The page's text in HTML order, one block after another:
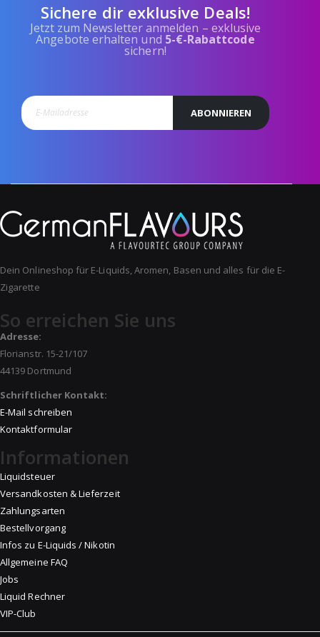
Sichere dir exklusive Deals!
Jetzt zum Newsletter anmelden – exklusive
Angebote erhalten und 5-€-Rabattcode
sichern!
ABONNIEREN
Dein Onlineshop für E-Liquids, Aromen, Basen und alles für die E-
Zigarette
So erreichen Sie uns
Adresse:
Florianstr. 15-21/107
44139 Dortmund
Schriftlicher Kontakt:
E-Mail schreiben
Kontaktformular
Informationen
Liquidsteuer
Versandkosten & Lieferzeit
Zahlungsarten
Bestellvorgang
Infos zu E-Liquids / Nikotin
Allgemeine FAQ
Jobs
Liquid Rechner
VIP-Club